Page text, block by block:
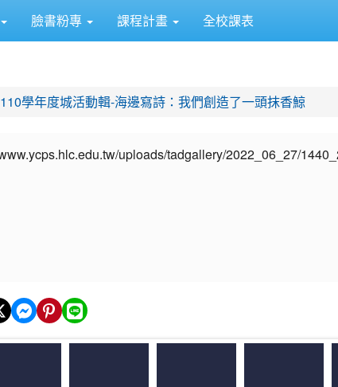
臉書粉專 課程計畫 全校課表
110學年度城活動輯-海邊寫詩：我們創造了一頭抹香鯨